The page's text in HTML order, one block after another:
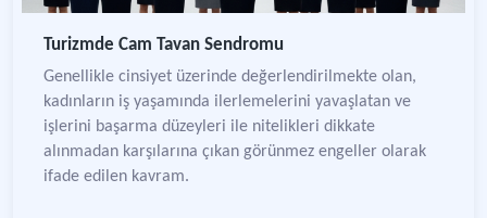
Turizmde Cam Tavan Sendromu
Genellikle cinsiyet üzerinde değerlendirilmekte olan,
kadınların iş yaşamında ilerlemelerini yavaşlatan ve
işlerini başarma düzeyleri ile nitelikleri dikkate
alınmadan karşılarına çıkan görünmez engeller olarak
ifade edilen kavram.